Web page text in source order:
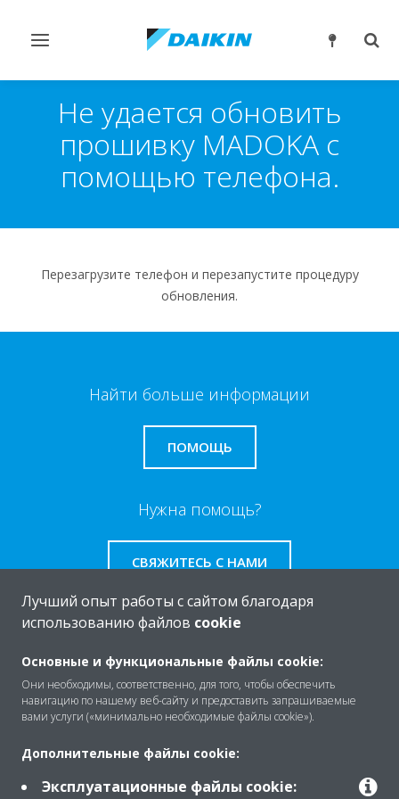
Переключить
Не удается обновить
прошивку MADOKA с
помощью телефона.
Перезагрузите телефон и перезапустите процедуру
обновления.
Найти больше информации
ПОМОЩЬ
Нужна помощь?
СВЯЖИТЕСЬ С НАМИ
O Daikin
Лучший опыт работы с сайтом благодаря
использованию файлов cookie
Основные и функциональные файлы cookie:
Они необходимы, соответственно, для того, чтобы обеспечить
навигацию по нашему веб-сайту и предоставить запрашиваемые
вами услуги («минимально необходимые файлы cookie»).
Дополнительные файлы cookie:
Эксплуатационные файлы cookie: